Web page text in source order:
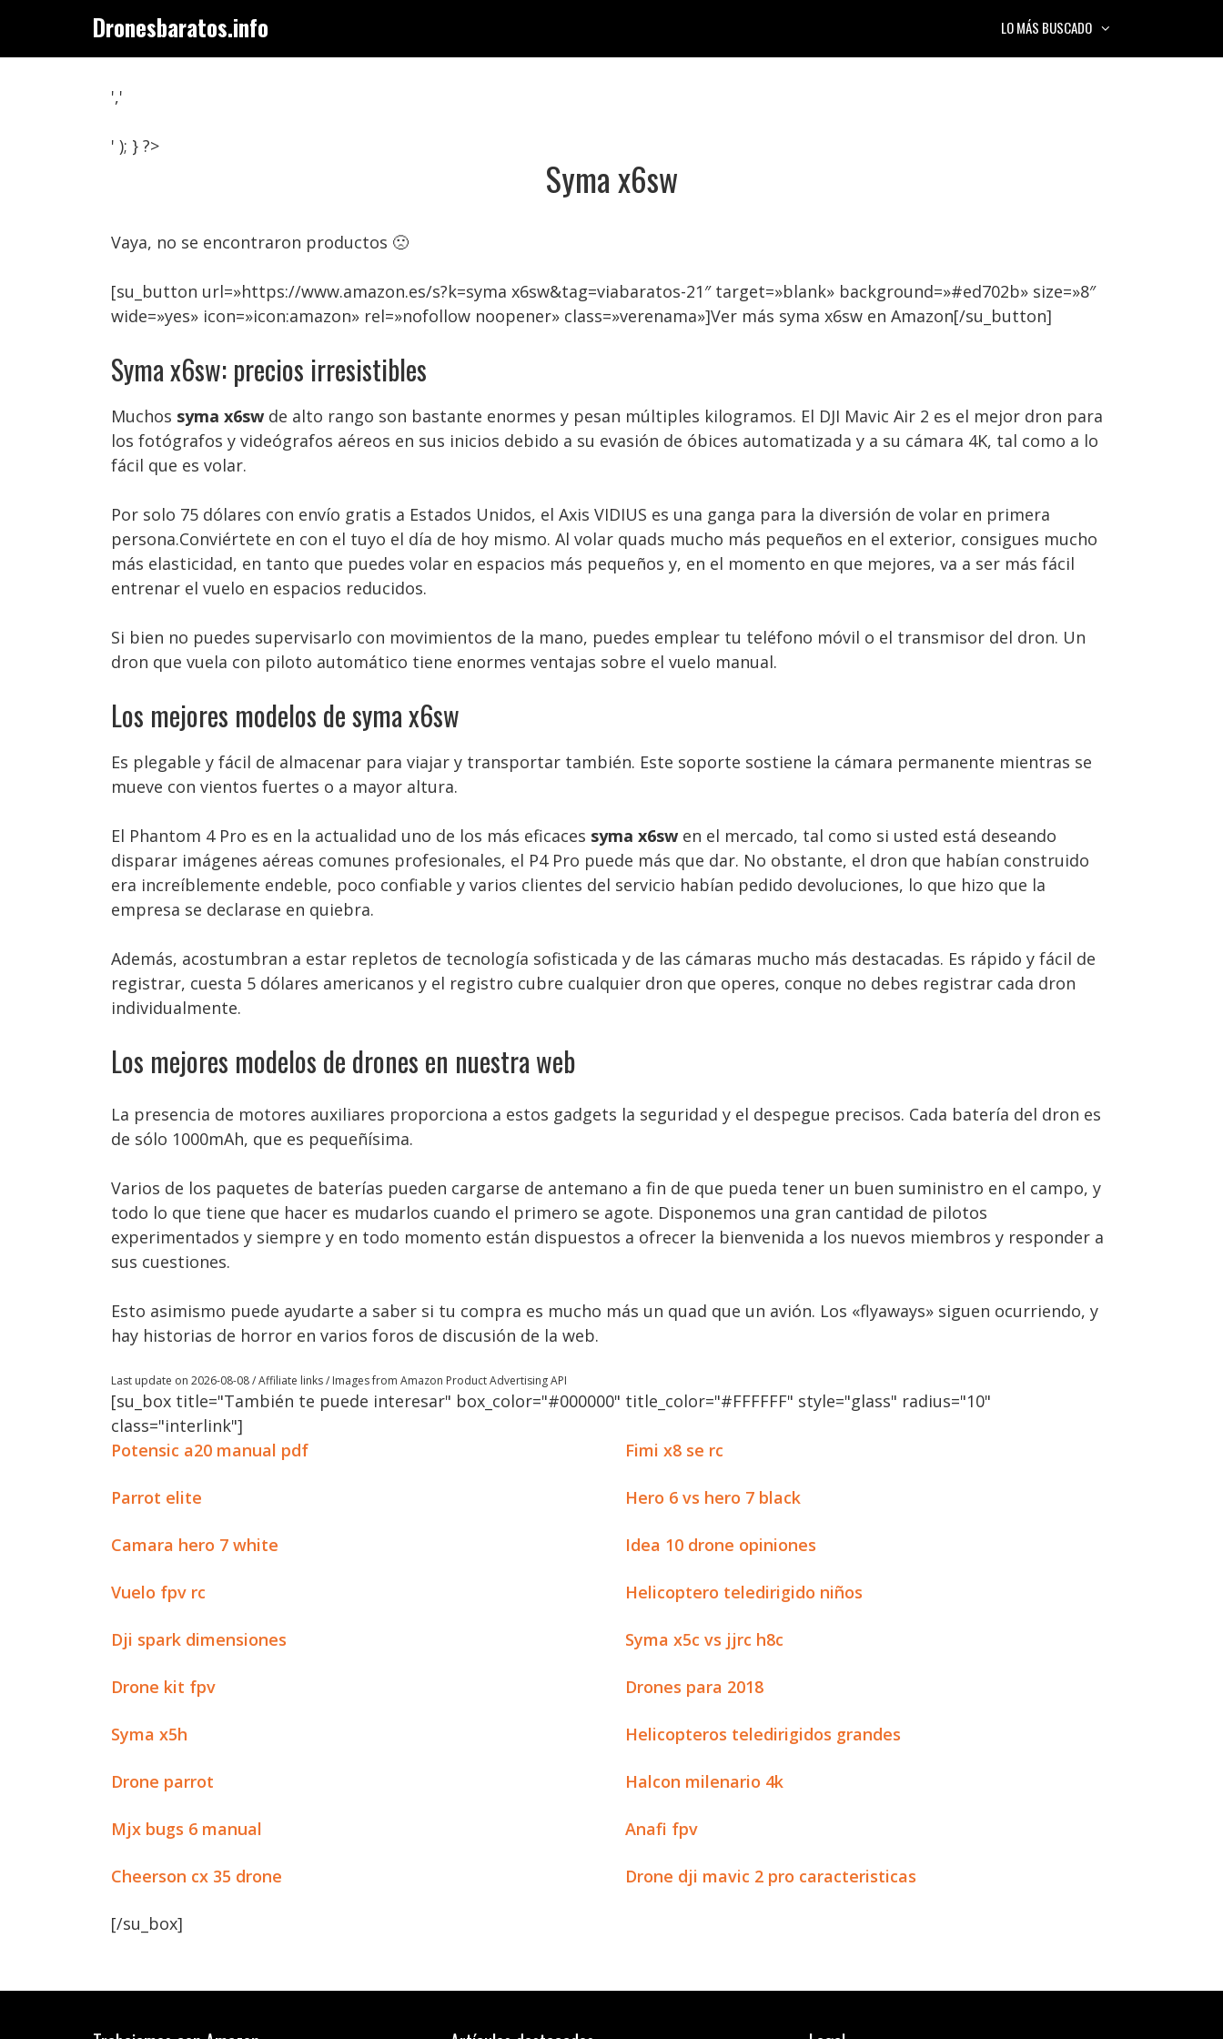
contenido
Dronesbaratos.info LO MÁS BUSCADO
','
' ); } ?>
Syma x6sw
Vaya, no se encontraron productos 🙁
[su_button url=»https://www.amazon.es/s?k=syma x6sw&tag=viabaratos-21″ target=»blank» background=»#ed702b» size=»8″
wide=»yes» icon=»icon:amazon» rel=»nofollow noopener» class=»verenama»]Ver más syma x6sw en Amazon[/su_button]
Syma x6sw: precios irresistibles
Muchos syma x6sw de alto rango son bastante enormes y pesan múltiples kilogramos. El DJI Mavic Air 2 es el mejor dron para
los fotógrafos y videógrafos aéreos en sus inicios debido a su evasión de óbices automatizada y a su cámara 4K, tal como a lo
fácil que es volar.
Por solo 75 dólares con envío gratis a Estados Unidos, el Axis VIDIUS es una ganga para la diversión de volar en primera
persona.Conviértete en con el tuyo el día de hoy mismo. Al volar quads mucho más pequeños en el exterior, consigues mucho
más elasticidad, en tanto que puedes volar en espacios más pequeños y, en el momento en que mejores, va a ser más fácil
entrenar el vuelo en espacios reducidos.
Si bien no puedes supervisarlo con movimientos de la mano, puedes emplear tu teléfono móvil o el transmisor del dron. Un
dron que vuela con piloto automático tiene enormes ventajas sobre el vuelo manual.
Los mejores modelos de syma x6sw
Es plegable y fácil de almacenar para viajar y transportar también. Este soporte sostiene la cámara permanente mientras se
mueve con vientos fuertes o a mayor altura.
El Phantom 4 Pro es en la actualidad uno de los más eficaces syma x6sw en el mercado, tal como si usted está deseando
disparar imágenes aéreas comunes profesionales, el P4 Pro puede más que dar. No obstante, el dron que habían construido
era increíblemente endeble, poco confiable y varios clientes del servicio habían pedido devoluciones, lo que hizo que la
empresa se declarase en quiebra.
Además, acostumbran a estar repletos de tecnología sofisticada y de las cámaras mucho más destacadas. Es rápido y fácil de
registrar, cuesta 5 dólares americanos y el registro cubre cualquier dron que operes, conque no debes registrar cada dron
individualmente.
Los mejores modelos de drones en nuestra web
La presencia de motores auxiliares proporciona a estos gadgets la seguridad y el despegue precisos. Cada batería del dron es
de sólo 1000mAh, que es pequeñísima.
Varios de los paquetes de baterías pueden cargarse de antemano a fin de que pueda tener un buen suministro en el campo, y
todo lo que tiene que hacer es mudarlos cuando el primero se agote. Disponemos una gran cantidad de pilotos
experimentados y siempre y en todo momento están dispuestos a ofrecer la bienvenida a los nuevos miembros y responder a
sus cuestiones.
Esto asimismo puede ayudarte a saber si tu compra es mucho más un quad que un avión. Los «flyaways» siguen ocurriendo, y
hay historias de horror en varios foros de discusión de la web.
Last update on 2026-08-08 / Affiliate links / Images from Amazon Product Advertising API
[su_box title="También te puede interesar" box_color="#000000" title_color="#FFFFFF" style="glass" radius="10"
class="interlink"]
Potensic a20 manual pdf
Fimi x8 se rc
Parrot elite Hero 6 vs hero 7 black
Camara hero 7 white Idea 10 drone opiniones
Vuelo fpv rc Helicoptero teledirigido niños
Dji spark dimensiones Syma x5c vs jjrc h8c
Drone kit fpv Drones para 2018
Syma x5h Helicopteros teledirigidos grandes
Drone parrot Halcon milenario 4k
Mjx bugs 6 manual Anafi fpv
Cheerson cx 35 drone Drone dji mavic 2 pro caracteristicas
[/su_box]